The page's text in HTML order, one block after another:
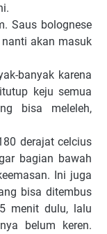
Saus bolognese
akan masuk
banyak karena
keju semua
bisa meleleh,
derajat celcius
bagian bawah
Ini juga
bisa ditembus
menit dulu, lalu
belum keren.